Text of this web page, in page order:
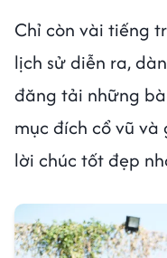
Chỉ còn vài tiếng
lịch sử diễn ra,
đăng tải những
mục đích cổ vũ
lời chúc tốt đẹp